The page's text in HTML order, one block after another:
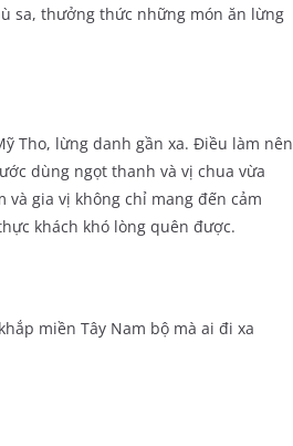
sa, thưởng thức những món ăn lừng
Tho, lừng danh gần xa. Điều làm nên
dùng ngọt thanh và vị chua vừa
gia vị không chỉ mang đến cảm
khách khó lòng quên được.
miền Tây Nam bộ mà ai đi xa